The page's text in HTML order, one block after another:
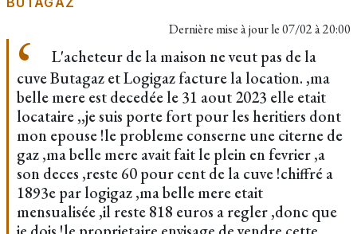
Dernière mise à jour le07/02 à 20:00
L'acheteur de la maison ne veut pas de la
cuve Butagaz et Logigaz facture la location. ,ma
belle mere est decedée le 31 aout 2023 elle etait
locataire ,,je suis porte fort pour les heritiers dont
mon epouse !le probleme conserne une citerne de
gaz ,ma belle mere avait fait le plein en fevrier ,a
son deces ,reste 60 pour cent de la cuve !chiffré a
1893e par logigaz ,ma belle mere etait
mensualisée ,il reste 818 euros a regler ,donc que